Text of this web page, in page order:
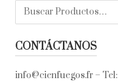
Buscar:
CONTÁCTANOS
info@cienfuegos.fr – Tel: